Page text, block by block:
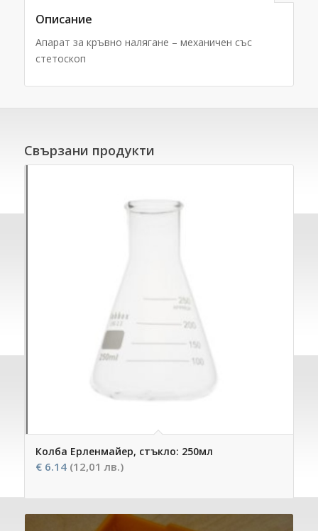
Описание
Апарат за кръвно налягане – механичен със
стетоскоп
Свързани продукти
Колба Ерленмайер, стъкло: 250мл
€6.14 (12,01 лв.)